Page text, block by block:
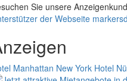
Sie unsere
der Webseite
Manhattan New York Hotel